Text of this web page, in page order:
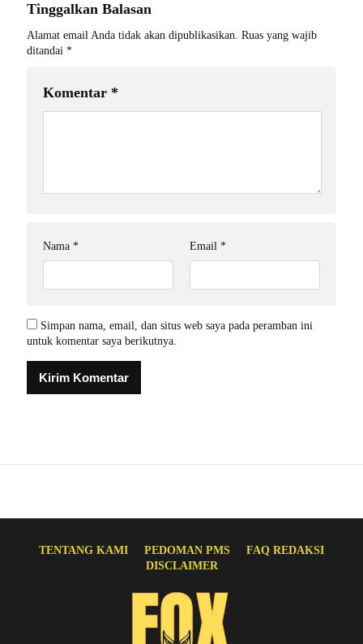
Tinggalkan Balasan
Alamat email Anda tidak akan dipublikasikan. Ruas yang wajib
ditandai *
Komentar *
Nama * Email *
Simpan nama, email, dan situs web saya pada peramban ini
untuk komentar saya berikutnya.
TENTANG KAMI PEDOMAN PMS
FAQ REDAKSI
DISCLAIMER